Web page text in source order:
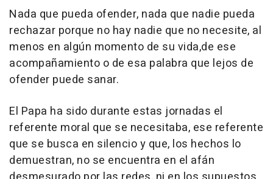
Nada que pueda ofender, nada que nadie pueda
rechazar porque no hay nadie que no necesite, al
menos en algún momento de su vida,de ese
acompañamiento o de esa palabra que lejos de
ofender puede sanar.
El Papa ha sido durante estas jornadas el
referente moral que se necesitaba, ese referente
que se busca en silencio y que, los hechos lo
demuestran, no se encuentra en el afán